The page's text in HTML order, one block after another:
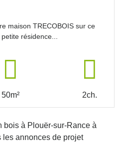
maison TRECOBOIS sur ce
résidence...
50m² 2ch.
bois à Plouër-sur-Rance à
les annonces de projet